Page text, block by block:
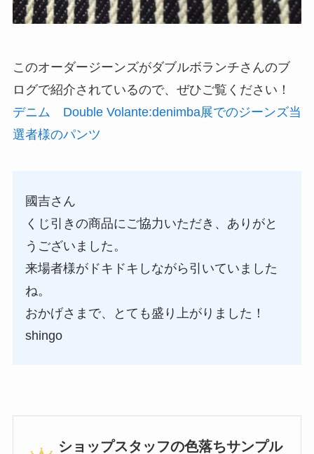
このオーダージーンズがダブルボランチさんのブ
ログで紹介されているので、ぜひご覧ください！
デニム Double Volante:denimba展でのジーンズ当
選者様のパンツ
國吉さん
くじ引きの商品にご協力いただき、ありがと
うございました。
来場者様がドキドキしながら引いていました
ね。
おかげさまで、とても盛り上がりました！
shingo
ショップスタッフの色落ちサンプル